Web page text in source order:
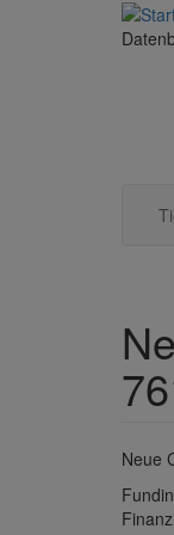
Direkt zum Inhalt
Neue